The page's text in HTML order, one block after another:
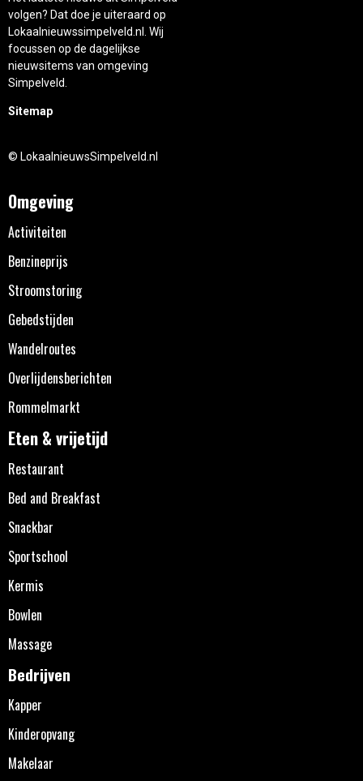
volgen? Dat doe je uiteraard op
Lokaalnieuwssimpelveld.nl. Wij
focussen op de dagelijkse
nieuwsitems van omgeving
Simpelveld.
Sitemap
© LokaalnieuwsSimpelveld.nl
Omgeving
Activiteiten
Benzineprijs
Stroomstoring
Gebedstijden
Wandelroutes
Overlijdensberichten
Rommelmarkt
Eten & vrijetijd
Restaurant
Bed and Breakfast
Snackbar
Sportschool
Kermis
Bowlen
Massage
Bedrijven
Kapper
Kinderopvang
Makelaar